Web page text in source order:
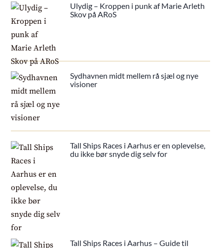
Ulydig – Kroppen i punk af Marie Arleth
Skov på ARoS
Sydhavnen midt mellem rå sjæl og nye
visioner
Tall Ships Races i Aarhus er en oplevelse,
du ikke bør snyde dig selv for
Tall Ships Races i Aarhus – Guide til